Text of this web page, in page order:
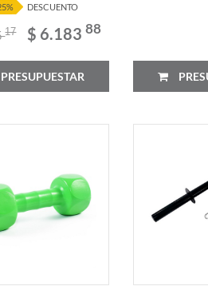
DESCUENTO
17 $ 6.18388
PRESUPUESTAR